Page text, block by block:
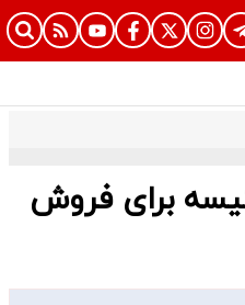
کیسه برای فروش